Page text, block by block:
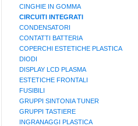
CINGHIE IN GOMMA
CIRCUITI INTEGRATI
CONDENSATORI
CONTATTI BATTERIA
COPERCHI ESTETICHE PLASTICA
DIODI
DISPLAY LCD PLASMA
ESTETICHE FRONTALI
FUSIBILI
GRUPPI SINTONIA TUNER
GRUPPI TASTIERE
INGRANAGGI PLASTICA